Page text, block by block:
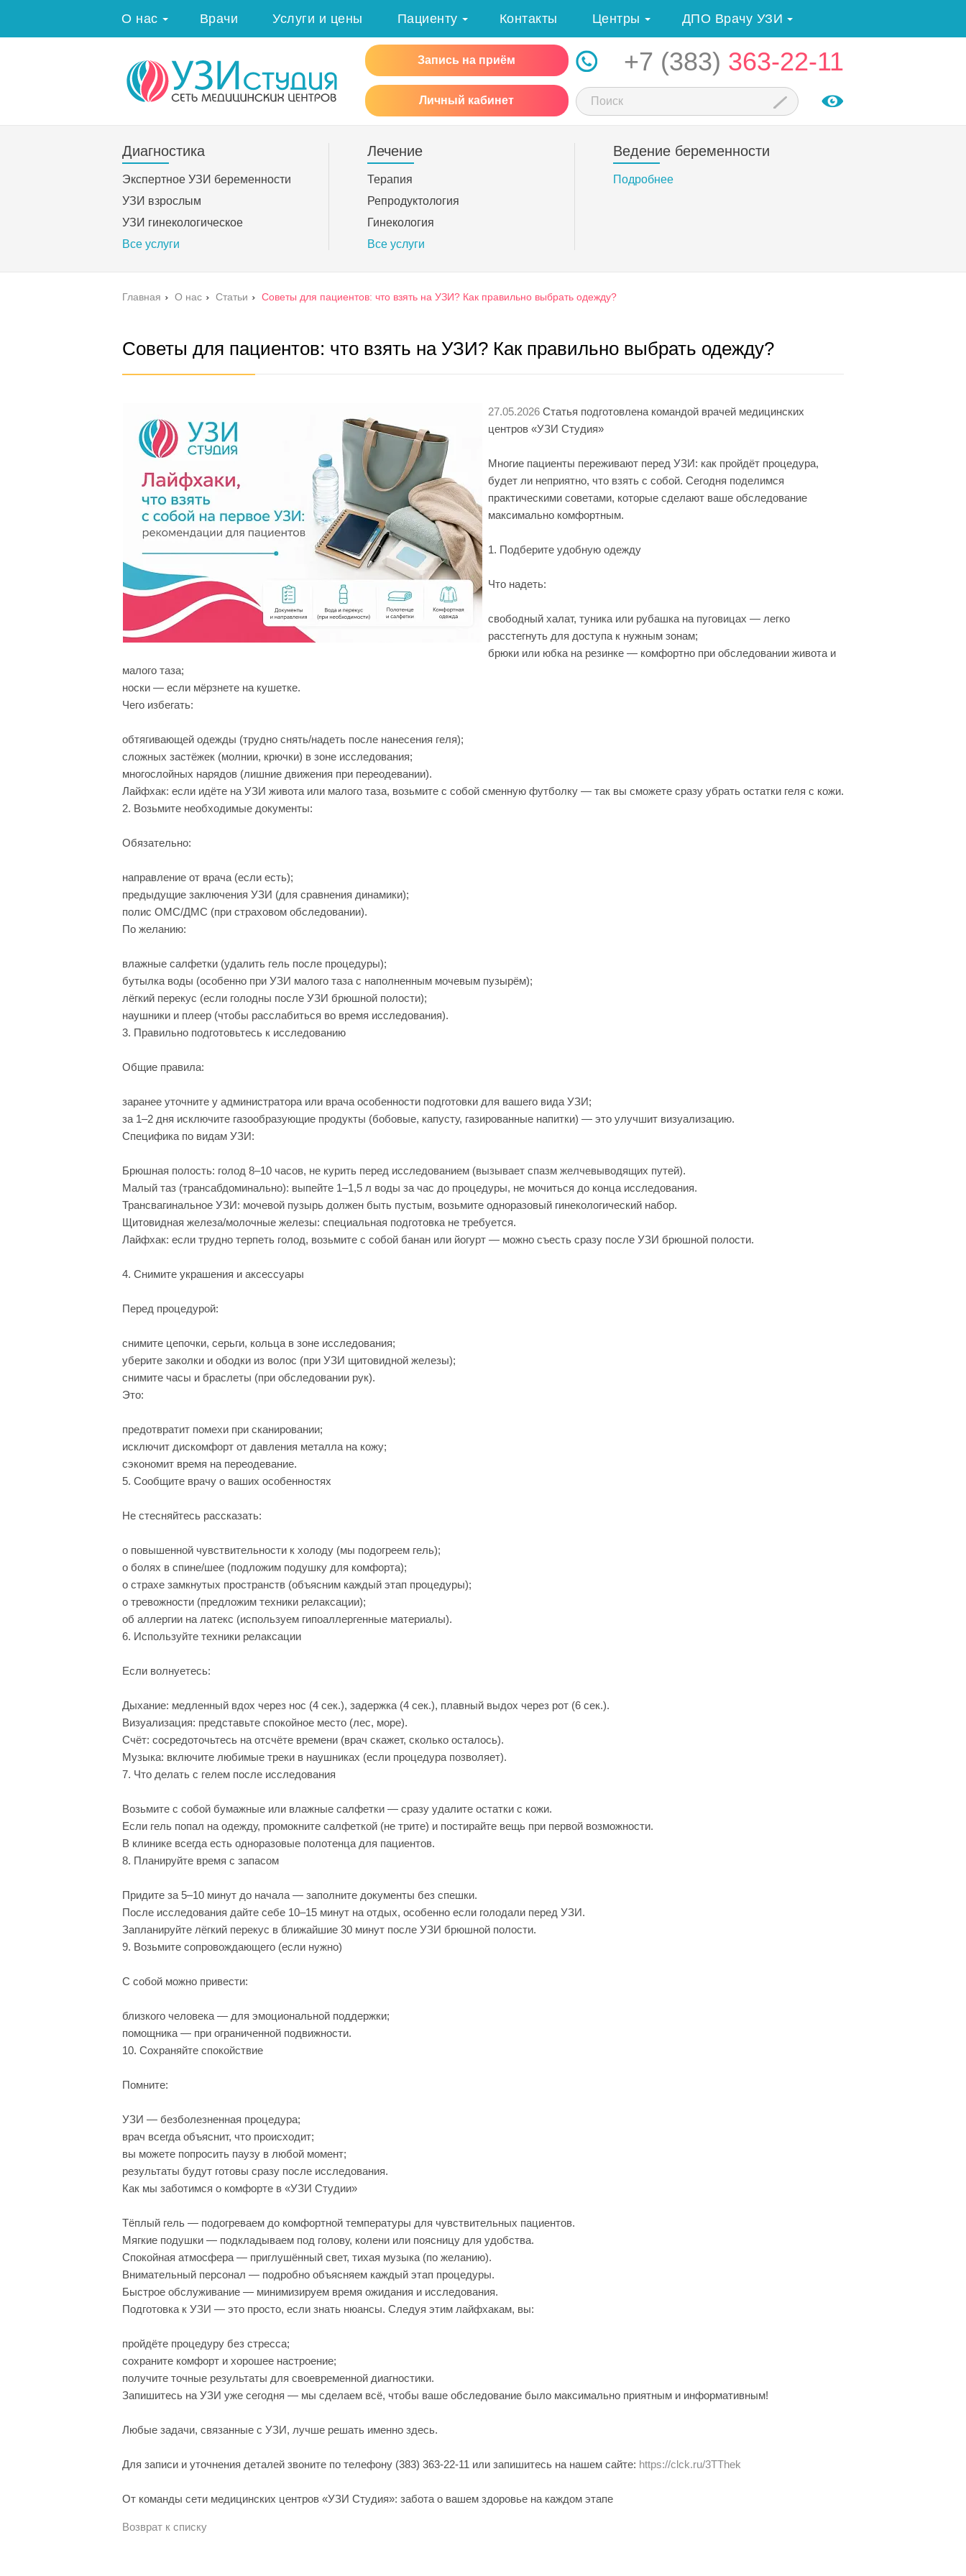
О нас Врачи Услуги и цены Пациенту Контакты Центры ДПО Врачу УЗИ
Запись на приём +7 (383) 363-22-11
Личный кабинет
Диагностика
Экспертное УЗИ беременности
УЗИ взрослым
УЗИ гинекологическое
Все услуги
Лечение
Терапия
Репродуктология
Гинекология
Все услуги
Ведение беременности
Подробнее
Главная › О нас › Статьи › Советы для пациентов: что взять на УЗИ? Как правильно выбрать одежду?
Советы для пациентов: что взять на УЗИ? Как правильно выбрать одежду?
27.05.2026 Статья подготовлена командой врачей медицинских
центров «УЗИ Студия»
Многие пациенты переживают перед УЗИ: как пройдёт процедура,
будет ли неприятно, что взять с собой. Сегодня поделимся
практическими советами, которые сделают ваше обследование
максимально комфортным.
1. Подберите удобную одежду
Что надеть:
свободный халат, туника или рубашка на пуговицах — легко
расстегнуть для доступа к нужным зонам;
брюки или юбка на резинке — комфортно при обследовании живота и
малого таза;
носки — если мёрзнете на кушетке.
Чего избегать:
обтягивающей одежды (трудно снять/надеть после нанесения геля);
сложных застёжек (молнии, крючки) в зоне исследования;
многослойных нарядов (лишние движения при переодевании).
Лайфхак: если идёте на УЗИ живота или малого таза, возьмите с собой сменную футболку — так вы сможете сразу убрать остатки геля с кожи.
2. Возьмите необходимые документы:
Обязательно:
направление от врача (если есть);
предыдущие заключения УЗИ (для сравнения динамики);
полис ОМС/ДМС (при страховом обследовании).
По желанию:
влажные салфетки (удалить гель после процедуры);
бутылка воды (особенно при УЗИ малого таза с наполненным мочевым пузырём);
лёгкий перекус (если голодны после УЗИ брюшной полости);
наушники и плеер (чтобы расслабиться во время исследования).
3. Правильно подготовьтесь к исследованию
Общие правила:
заранее уточните у администратора или врача особенности подготовки для вашего вида УЗИ;
за 1–2 дня исключите газообразующие продукты (бобовые, капусту, газированные напитки) — это улучшит визуализацию.
Специфика по видам УЗИ:
Брюшная полость: голод 8–10 часов, не курить перед исследованием (вызывает спазм желчевыводящих путей).
Малый таз (трансабдоминально): выпейте 1–1,5 л воды за час до процедуры, не мочиться до конца исследования.
Трансвагинальное УЗИ: мочевой пузырь должен быть пустым, возьмите одноразовый гинекологический набор.
Щитовидная железа/молочные железы: специальная подготовка не требуется.
Лайфхак: если трудно терпеть голод, возьмите с собой банан или йогурт — можно съесть сразу после УЗИ брюшной полости.
4. Снимите украшения и аксессуары
Перед процедурой:
снимите цепочки, серьги, кольца в зоне исследования;
уберите заколки и ободки из волос (при УЗИ щитовидной железы);
снимите часы и браслеты (при обследовании рук).
Это:
предотвратит помехи при сканировании;
исключит дискомфорт от давления металла на кожу;
сэкономит время на переодевание.
5. Сообщите врачу о ваших особенностях
Не стесняйтесь рассказать:
о повышенной чувствительности к холоду (мы подогреем гель);
о болях в спине/шее (подложим подушку для комфорта);
о страхе замкнутых пространств (объясним каждый этап процедуры);
о тревожности (предложим техники релаксации);
об аллергии на латекс (используем гипоаллергенные материалы).
6. Используйте техники релаксации
Если волнуетесь:
Дыхание: медленный вдох через нос (4 сек.), задержка (4 сек.), плавный выдох через рот (6 сек.).
Визуализация: представьте спокойное место (лес, море).
Счёт: сосредоточьтесь на отсчёте времени (врач скажет, сколько осталось).
Музыка: включите любимые треки в наушниках (если процедура позволяет).
7. Что делать с гелем после исследования
Возьмите с собой бумажные или влажные салфетки — сразу удалите остатки с кожи.
Если гель попал на одежду, промокните салфеткой (не трите) и постирайте вещь при первой возможности.
В клинике всегда есть одноразовые полотенца для пациентов.
8. Планируйте время с запасом
Придите за 5–10 минут до начала — заполните документы без спешки.
После исследования дайте себе 10–15 минут на отдых, особенно если голодали перед УЗИ.
Запланируйте лёгкий перекус в ближайшие 30 минут после УЗИ брюшной полости.
9. Возьмите сопровождающего (если нужно)
С собой можно привести:
близкого человека — для эмоциональной поддержки;
помощника — при ограниченной подвижности.
10. Сохраняйте спокойствие
Помните:
УЗИ — безболезненная процедура;
врач всегда объяснит, что происходит;
вы можете попросить паузу в любой момент;
результаты будут готовы сразу после исследования.
Как мы заботимся о комфорте в «УЗИ Студии»
Тёплый гель — подогреваем до комфортной температуры для чувствительных пациентов.
Мягкие подушки — подкладываем под голову, колени или поясницу для удобства.
Спокойная атмосфера — приглушённый свет, тихая музыка (по желанию).
Внимательный персонал — подробно объясняем каждый этап процедуры.
Быстрое обслуживание — минимизируем время ожидания и исследования.
Подготовка к УЗИ — это просто, если знать нюансы. Следуя этим лайфхакам, вы:
пройдёте процедуру без стресса;
сохраните комфорт и хорошее настроение;
получите точные результаты для своевременной диагностики.
Запишитесь на УЗИ уже сегодня — мы сделаем всё, чтобы ваше обследование было максимально приятным и информативным!
Любые задачи, связанные с УЗИ, лучше решать именно здесь.
Для записи и уточнения деталей звоните по телефону (383) 363-22-11 или запишитесь на нашем сайте: https://clck.ru/3TThek
От команды сети медицинских центров «УЗИ Студия»: забота о вашем здоровье на каждом этапе
Возврат к списку